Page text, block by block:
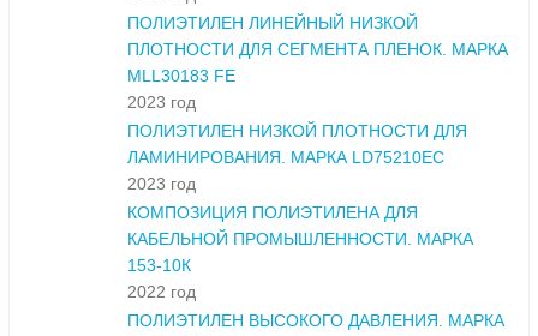
ПОЛИЭТИЛЕН ЛИНЕЙНЫЙ НИЗКОЙ
ПЛОТНОСТИ ДЛЯ СЕГМЕНТА ПЛЕНОК. МАРКА
MLL30183 FE
2023 год
ПОЛИЭТИЛЕН НИЗКОЙ ПЛОТНОСТИ ДЛЯ
ЛАМИНИРОВАНИЯ. МАРКА LD75210EC
2023 год
КОМПОЗИЦИЯ ПОЛИЭТИЛЕНА ДЛЯ
КАБЕЛЬНОЙ ПРОМЫШЛЕННОСТИ. МАРКА
153-10К
2022 год
ПОЛИЭТИЛЕН ВЫСОКОГО ДАВЛЕНИЯ. МАРКА